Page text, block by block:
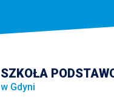
SZKOŁA
w Gdyni